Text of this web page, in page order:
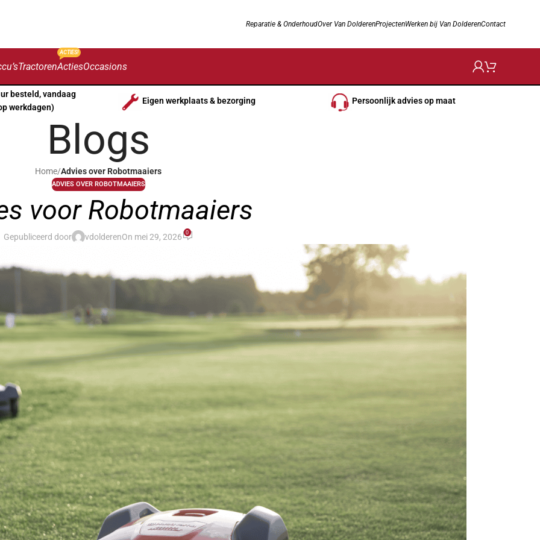
Reparatie & OnderhoudOver Van DolderenProjectenWerken bij Van DolderenContact
TractorenActies
ACTIES!
Occasions
besteld, vandaag
werkdagen)
Eigen werkplaats & bezorging Persoonlijk advies op maat
Blogs
Home/Advies over Robotmaaiers
ADVIES OVER ROBOTMAAIERS
voor Robotmaaiers
Gepubliceerd door vdolderenOn mei 29, 2026 0